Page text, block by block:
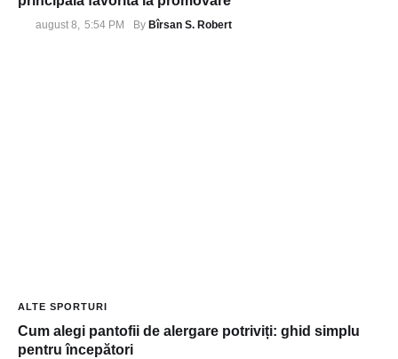
august 8, 5:54 PM By Bîrsan S. Robert
ALTE SPORTURI
Cum alegi pantofii de alergare potriviți: ghid simplu
pentru începători